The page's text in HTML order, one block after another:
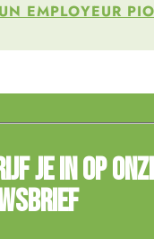
EMPLOYEUR